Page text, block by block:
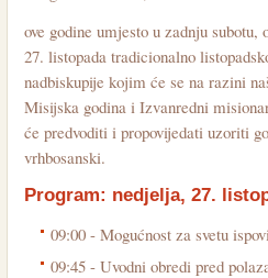
ove godine umjesto u zadnju
27. listopada tradicionalno
nadbiskupije kojim će se na razini
Misijska godina i Izvanredni
će predvoditi i propovijedati uzoriti
vrhbosanski.
Program: nedjelja, 27.
09:00 - Mogućnost za svetu
09:45 - Uvodni obredi pred